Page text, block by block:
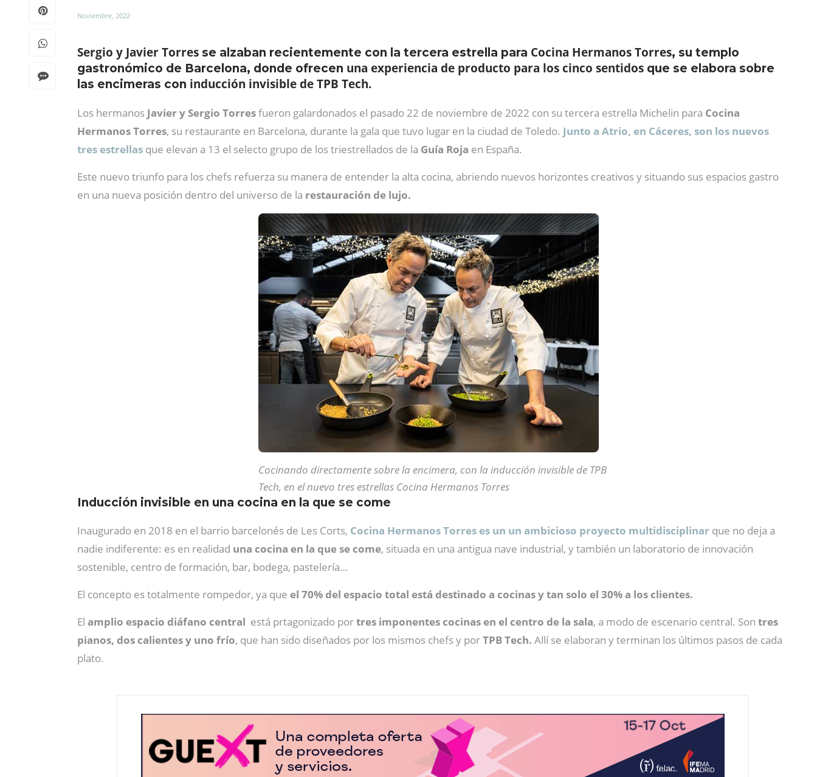
Noviembre, 2022
Sergio y Javier Torres se alzaban recientemente con la tercera estrella para Cocina Hermanos Torres, su templo
gastronómico de Barcelona, donde ofrecen una experiencia de producto para los cinco sentidos que se elabora sobre
las encimeras con inducción invisible de TPB Tech.
Los hermanos Javier y Sergio Torresfueron galardonados el pasado 22 de noviembre de 2022 con su tercera estrella Michelin para Cocina
Hermanos Torres, su restaurante en Barcelona, durante la gala que tuvo lugar en la ciudad de Toledo. Junto a Atrio, en Cáceres, son los nuevos
tres estrellas que elevan a 13 el selecto grupo de los triestrellados de la Guía Roja en España.
Este nuevo triunfo para los chefs refuerza su manera de entender la alta cocina, abriendo nuevos horizontes creativos y situando sus espacios gastro
en una nueva posición dentro del universo de la restauración de lujo.
Cocinando directamente sobre la encimera, con la inducción invisible de TPB
Tech, en el nuevo tres estrellas Cocina Hermanos Torres
Inducción invisible en una cocina en la que se come
Inaugurado en 2018 en el barrio barcelonés de Les Corts, Cocina Hermanos Torres es un un ambicioso proyecto multidisciplinar que no deja a
nadie indiferente: es en realidad una cocina en la que se come, situada en una antigua nave industrial, y también un laboratorio de innovación
sostenible, centro de formación, bar, bodega, pastelería…
El concepto es totalmente rompedor, ya que el 70% del espacio total está destinado a cocinas y tan solo el 30% a los clientes.
El amplio espacio diáfano central está prtagonizado portres imponentes cocinas en el centro de la sala, a modo de escenario central. Son tres
pianos, dos calientes y uno frío, que han sido diseñados por los mismos chefs y porTPB Tech. Allí se elaboran y terminan los últimos pasos de cada
plato.